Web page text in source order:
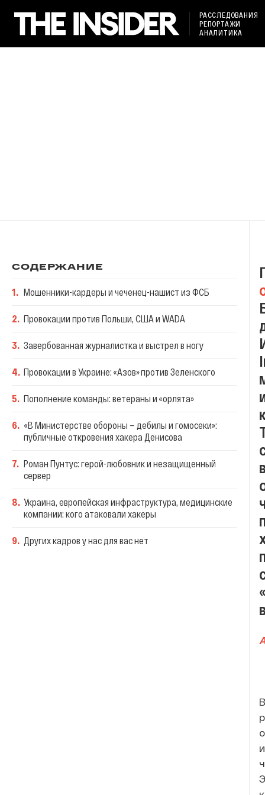
РАССЛЕДОВАНИЯ
РЕПОРТАЖИ
АНАЛИТИКА
СОДЕРЖАНИЕ
1. Мошенники-кардеры и чеченец-нашист из ФСБ
2. Провокации против Польши, США и WADA
3. Завербованная журналистка и выстрел в ногу
4. Провокации в Украине: «Азов» против Зеленского
5. Пополнение команды: ветераны и «орлята»
6. «В Министерстве обороны — дебилы и гомосеки»:
публичные откровения хакера Денисова
7. Роман Пунтус: герой-любовник и незащищенный
сервер
8. Украина, европейская инфраструктура, медицинские
компании: кого атаковали хакеры
9. Других кадров у нас для вас нет